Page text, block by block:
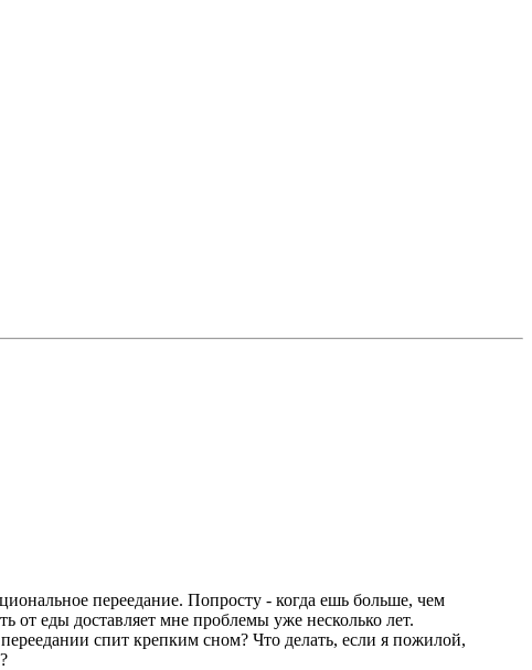
переедание. Попросту - когда ешь больше, чем
от еды доставляет мне проблемы уже несколько лет.
спит крепким сном? Что делать, если я пожилой,